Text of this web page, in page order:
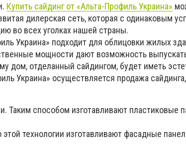
Купить сайдинг от «Альта-Профиль Украина»
дилерская сеть, которая с одинаковым
во всех уголках нашей страны.
Украина» подходит для облицовки жилых
мощности дают возможность
дом, отделанный сайдингом, будет иметь
Украина» осуществляется продажа
Таким способом изготавливают пластиковые
технологии изготавливают фасадные